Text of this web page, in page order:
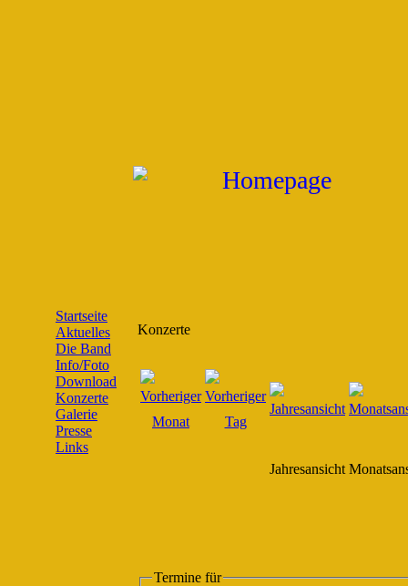
Startseite
Aktuelles
Die Band
Info/Foto
Download
Konzerte
Galerie
Presse
Links
Konzerte
Jahresansicht
Termine für